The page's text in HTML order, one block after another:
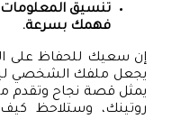
تنسيق
فهمك بسرعة.
إن سعيك للحفاظ على
يجعل ملفك الشخصي
يمثل قصة نجاح وتقدم
روتينك، وستلاحظ